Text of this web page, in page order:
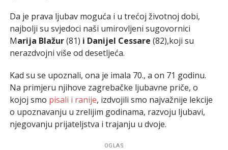
Da je prava ljubav moguća i u trećoj životnoj dobi,
najbolji su svjedoci naši umirovljeni sugovornici
Marija Blažur(81) i Danijel Cessare (82),koji su
nerazdvojni više od desetljeća.
Kad su se upoznali, ona je imala 70., a on 71 godinu.
Na primjeru njihove zagrebačke ljubavne priče, o
kojoj smo pisali i ranije, izdvojili smo najvažnije lekcije
o upoznavanju u zrelijim godinama, razvoju ljubavi,
njegovanju prijateljstva i trajanju u dvoje.
OGLAS